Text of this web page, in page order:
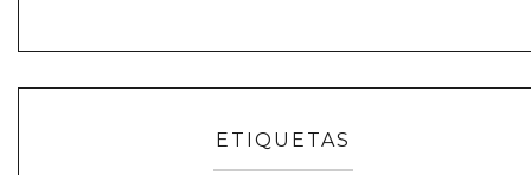
ETIQUETAS